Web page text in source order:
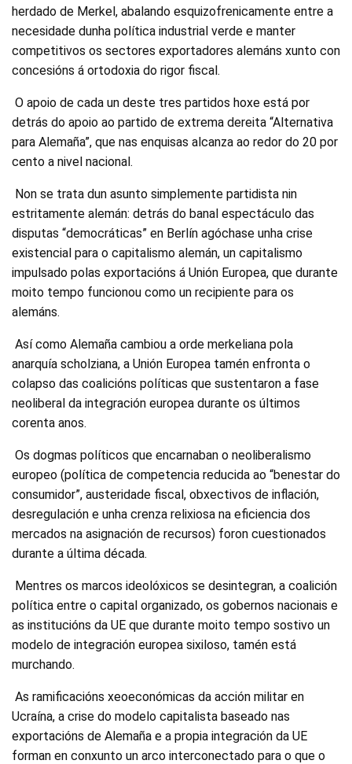
herdado de Merkel, abalando esquizofrenicamente entre a
necesidade dunha política industrial verde e manter
competitivos os sectores exportadores alemáns xunto con
concesións á ortodoxia do rigor fiscal.
O apoio de cada un deste tres partidos hoxe está por
detrás do apoio ao partido de extrema dereita “Alternativa
para Alemaña”, que nas enquisas alcanza ao redor do 20 por
cento a nivel nacional.
Non se trata dun asunto simplemente partidista nin
estritamente alemán: detrás do banal espectáculo das
disputas “democráticas” en Berlín agóchase unha crise
existencial para o capitalismo alemán, un capitalismo
impulsado polas exportacións á Unión Europea, que durante
moito tempo funcionou como un recipiente para os
alemáns.
Así como Alemaña cambiou a orde merkeliana pola
anarquía scholziana, a Unión Europea tamén enfronta o
colapso das coalicións políticas que sustentaron a fase
neoliberal da integración europea durante os últimos
corenta anos.
Os dogmas políticos que encarnaban o neoliberalismo
europeo (política de competencia reducida ao “benestar do
consumidor”, austeridade fiscal, obxectivos de inflación,
desregulación e unha crenza relixiosa na eficiencia dos
mercados na asignación de recursos) foron cuestionados
durante a última década.
Mentres os marcos ideolóxicos se desintegran, a coalición
política entre o capital organizado, os gobernos nacionais e
as institucións da UE que durante moito tempo sostivo un
modelo de integración europea sixiloso, tamén está
murchando.
As ramificacións xeoeconómicas da acción militar en
Ucraína, a crise do modelo capitalista baseado nas
exportacións de Alemaña e a propia integración da UE
forman en conxunto un arco interconectado para o que o